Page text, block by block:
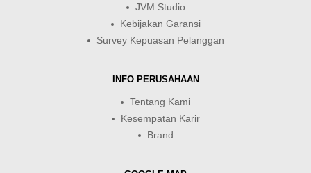
JVM Studio
Kebijakan Garansi
Survey Kepuasan Pelanggan
INFO PERUSAHAAN
Tentang Kami
Kesempatan Karir
Brand